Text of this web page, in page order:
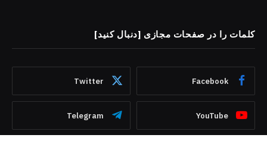
کلمات را در صفحات مجازی [دنبال کنید]
Facebook
Twitter
YouTube
Telegram